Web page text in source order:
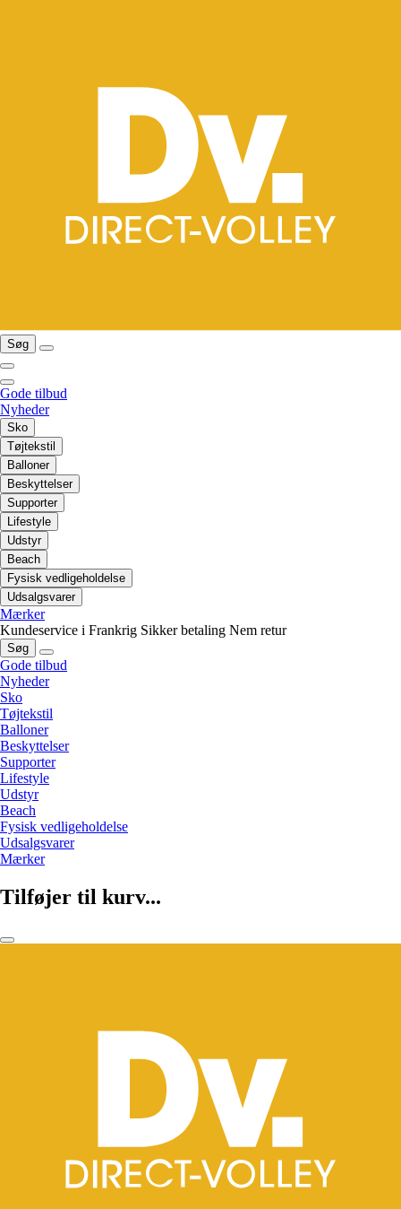
Søg
Gode tilbud
Nyheder
Sko
Tøjtekstil
Balloner
Beskyttelser
Supporter
Lifestyle
Udstyr
Beach
Fysisk vedligeholdelse
Udsalgsvarer
Mærker
Kundeservice i Frankrig Sikker betaling Nem retur
Søg
Gode tilbud
Nyheder
Sko
Tøjtekstil
Balloner
Beskyttelser
Supporter
Lifestyle
Udstyr
Beach
Fysisk vedligeholdelse
Udsalgsvarer
Mærker
Tilføjer til kurv...